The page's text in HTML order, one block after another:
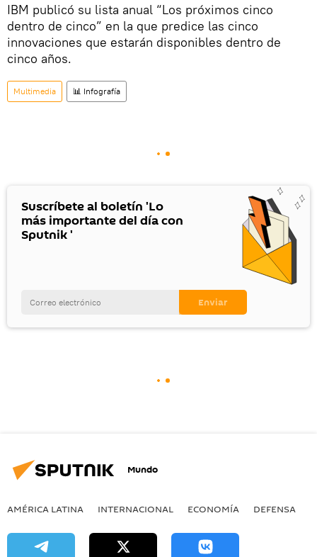
IBM publicó su lista anual “Los próximos cinco
dentro de cinco” en la que predice las cinco
innovaciones que estarán disponibles dentro de
cinco años.
Multimedia 📊 Infografía
Suscríbete al boletín 'Lo
más importante del día con
Sputnik '
Mundo
AMÉRICA LATINA INTERNACIONAL ECONOMÍA DEFENSA